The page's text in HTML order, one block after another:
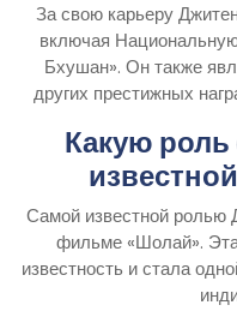
За свою карьеру
включая
Бхушан». Он также
других престижных
Какую роль
Самой известной ролью
фильме «Шолай».
известность и стала